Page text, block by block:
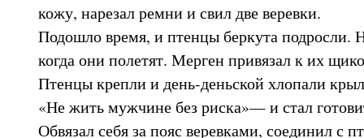
кожу, нарезал ремни и свил две веревки.
Подошло время, и птенцы беркута подросли.
когда они полетят. Мерген привязал к их
Птенцы крепли и день-деньской хлопали
«Не жить мужчине без риска»— и стал
Обвязал себя за пояс веревками, соединил с